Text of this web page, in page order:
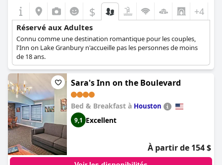
$ +4
Réservé aux Adultes
Connu comme une destination romantique pour les couples,
l'Inn on Lake Granbury n'accueille pas les personnes de moins
de 18 ans.
Sara's Inn on the Boulevard
Bed & Breakfast à Houston
9,1 Excellent
À partir de 154 $